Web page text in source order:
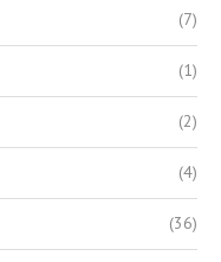
(7)
(1)
(2)
(4)
(36)